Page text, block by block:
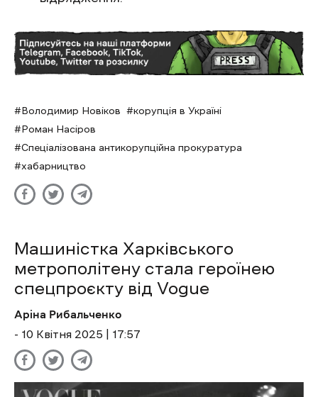
Володимир Новіков
корупція в Україні
Роман Насіров
Спеціалізована антикорупційна прокуратура
хабарництво
Машиністка Харківського
метрополітену стала героїнею
спецпроєкту від Vogue
Аріна Рибальченко
- 10 Квітня 2025 | 17:57